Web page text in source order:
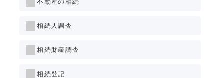
不動産の相続
相続人調査
相続財産調査
相続登記